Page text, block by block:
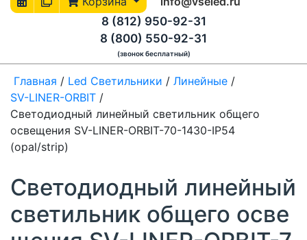
8 (812) 950-92-31
8 (800) 550-92-31
(звонок бесплатный)
Главная / Led Светильники / Линейные /
SV-LINER-ORBIT /
Светодиодный линейный светильник общего
освещения SV-LINER-ORBIT-70-1430-IP54
(opal/strip)
Светодиодный линейный
светильник общего осве